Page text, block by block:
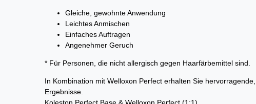
Gleiche, gewohnte Anwendung
Leichtes Anmischen
Einfaches Auftragen
Angenehmer Geruch
* Für Personen, die nicht allergisch gegen Haarfärbemittel sind.
In Kombination mit Welloxon Perfect erhalten Sie
Ergebnisse.